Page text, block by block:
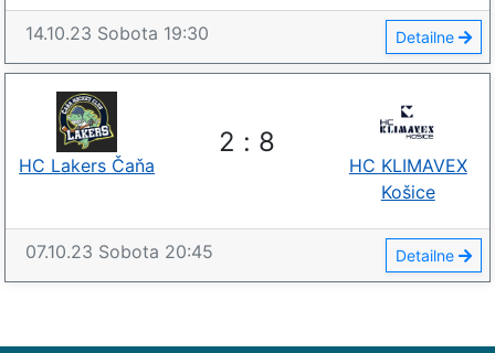
14.10.23 Sobota 19:30 Detailne
2 : 8
HC Lakers Čaňa
HC KLIMAVEX
Košice
07.10.23 Sobota 20:45 Detailne